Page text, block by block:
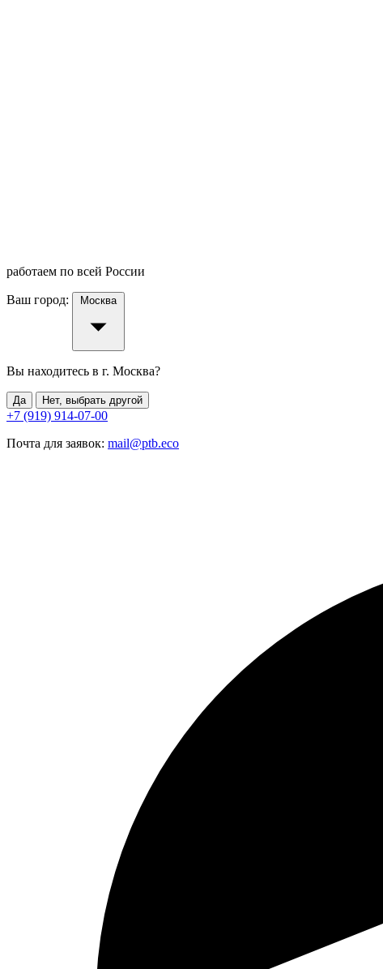
работаем по всей России
Ваш город: Москва
Вы находитесь в г. Москва?
Да Нет, выбрать другой
+7 (919) 914-07-00
Почта для заявок: mail@ptb.eco